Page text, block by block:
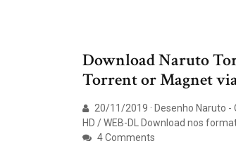
Download Naruto
Torrent or Magnet
20/11/2019 · Desenho Naruto
HD / WEB-DL Download nos
4 Comments